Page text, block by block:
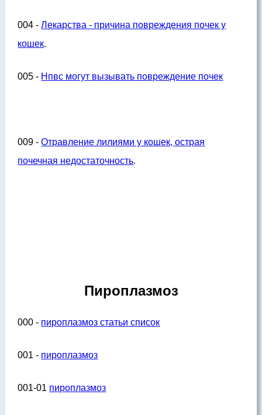
004 -Лекарства - причина повреждения почек у
кошек.
005 - Нпвс могут вызывать повреждение почек
009 -Отравление лилиями у кошек, острая
почечная недостаточность.
Пироплазмоз
000 - пироплазмоз статьи список
001 - пироплазмоз
001-01 пироплазмоз